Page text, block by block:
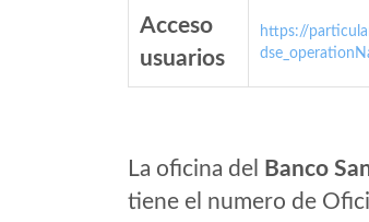
Acceso
usuarios
https://
La oficina del Banco
tiene el numero de